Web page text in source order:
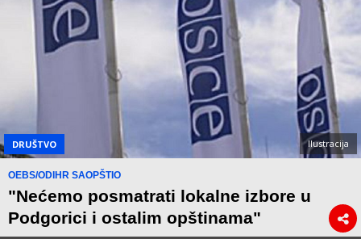
DRUŠTVO Ilustracija
OEBS/ODIHR SAOPŠTIO
"Nećemo posmatrati lokalne izbore u
Podgorici i ostalim opštinama"